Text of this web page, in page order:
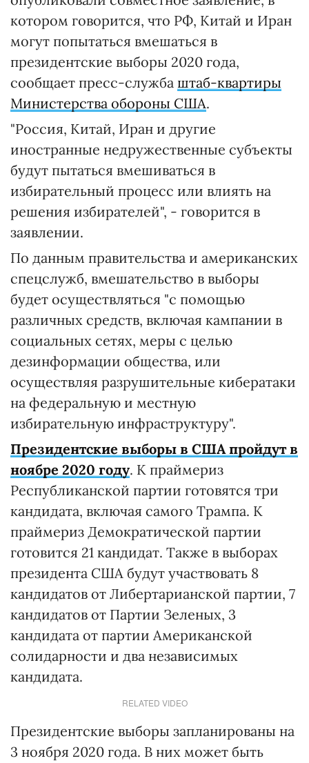
котором говорится, что РФ, Китай и Иран
могут попытаться вмешаться в
президентские выборы 2020 года,
сообщает пресс-служба штаб-квартиры
Министерства обороны США.
"Россия, Китай, Иран и другие
иностранные недружественные субъекты
будут пытаться вмешиваться в
избирательный процесс или влиять на
решения избирателей", - говорится в
заявлении.
По данным правительства и американских
спецслужб, вмешательство в выборы
будет осуществляться "с помощью
различных средств, включая кампании в
социальных сетях, меры с целью
дезинформации общества, или
осуществляя разрушительные кибератаки
на федеральную и местную
избирательную инфраструктуру".
Президентские выборы в США пройдут в
ноябре 2020 году. К праймериз
Республиканской партии готовятся три
кандидата, включая самого Трампа. К
праймериз Демократической партии
готовится 21 кандидат. Также в выборах
президента США будут участвовать 8
кандидатов от Либертарианской партии, 7
кандидатов от Партии Зеленых, 3
кандидата от партии Американской
солидарности и два независимых
кандидата.
RELATED VIDEO
Президентские выборы запланированы на
3 ноября 2020 года. В них может быть